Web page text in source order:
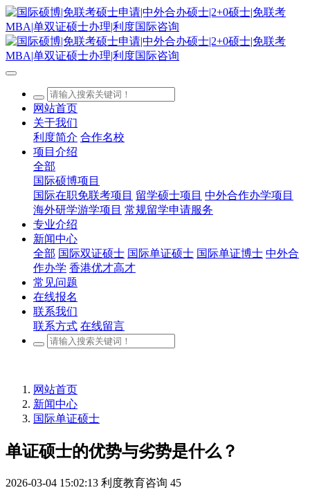
网站首页
关于我们
利度简介 合作名校
项目介绍
全部
国际硕博项目
国际在职免联考项目 留学硕士项目 中外合作办学项目
海外研学游学项目 常规留学申请服务
专业介绍
新闻中心
全部 国际双证硕士 国际单证硕士 国际单证博士 中外合
作办学 香港优才高才
常见问题
在线报名
联系我们
联系方式 在线留言
网站首页
新闻中心
国际单证硕士
单证硕士的优势与劣势是什么？
2026-03-04 15:02:13 利度教育咨询 45